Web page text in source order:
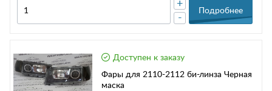
-
+
Подробнее
Доступен к заказу
Фары для 2110-2112 би-линза Черная
маска